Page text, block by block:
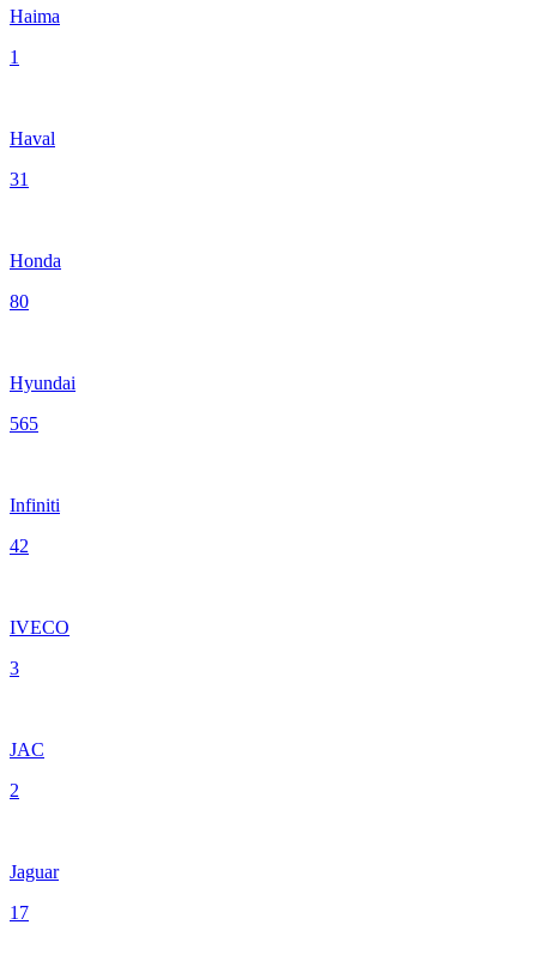
Haima
1
Haval
31
Honda
80
Hyundai
565
Infiniti
42
IVECO
3
JAC
2
Jaguar
17